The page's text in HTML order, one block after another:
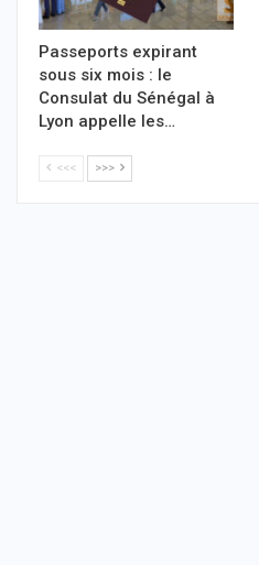
Passeports expirant
sous six mois : le
Consulat du Sénégal à
Lyon appelle les…
<<< >>>